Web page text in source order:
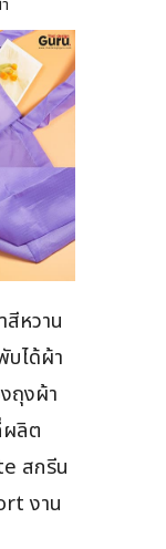
หวาน
ได้ผ้า
ถุงผ้า
ลิต
สกรีน
งาน